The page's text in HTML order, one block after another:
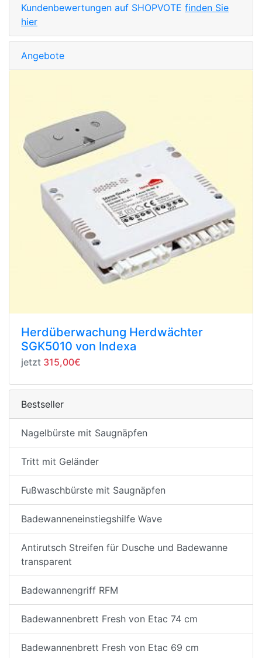
Kundenbewertungen auf SHOPVOTE finden Sie
hier
Angebote
Herdüberwachung Herdwächter
SGK5010 von Indexa
jetzt 315,00€
Bestseller
Nagelbürste mit Saugnäpfen
Tritt mit Geländer
Fußwaschbürste mit Saugnäpfen
Badewanneneinstiegshilfe Wave
Antirutsch Streifen für Dusche und Badewanne
transparent
Badewannengriff RFM
Badewannenbrett Fresh von Etac 74 cm
Badewannenbrett Fresh von Etac 69 cm